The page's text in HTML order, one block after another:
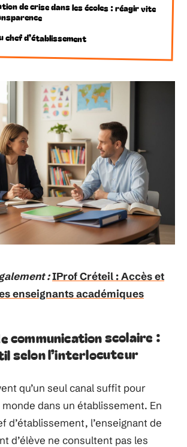
de crise dans les écoles : réagir vite
chef d’établissement
:IProf Créteil : Accès et
enseignants académiques
communication scolaire :
selon l’interlocuteur
qu’un seul canal suffit pour
dans un établissement. En
d’établissement, l’enseignant de
d’élève ne consultent pas les